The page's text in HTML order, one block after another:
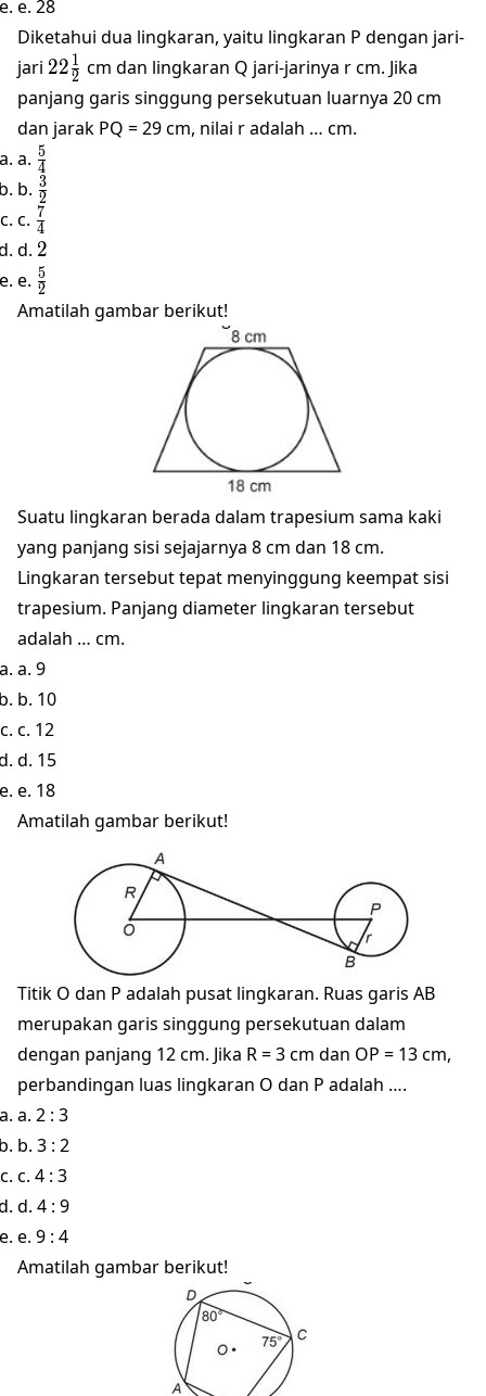
e. 28
Diketahui dua lingkaran, yaitu lingkaran P dengan jari-
jari 22\frac{1}
{2}
22 2
1 cm dan lingkaran Q jari-jarinya r cm. Jika
panjang garis singgung persekutuan luarnya 20 cm
dan jarak PQ = 29 cm, nilai r adalah … cm.
a. \frac{5}
{4}
4
5
b. \frac{3}
{2}
2
3
c. \frac{7}
{4}
4
7
d. 2
2
e. \frac{5}
{2}
2
5
Amatilah gambar berikut!
Suatu lingkaran berada dalam trapesium sama kaki
yang panjang sisi sejajarnya 8 cm dan 18 cm.
Lingkaran tersebut tepat menyinggung keempat sisi
trapesium. Panjang diameter lingkaran tersebut
adalah … cm.
a. 9
b. 10
c. 12
d. 15
e. 18
Amatilah gambar berikut!
Titik O dan P adalah pusat lingkaran. Ruas garis AB
merupakan garis singgung persekutuan dalam
dengan panjang 12 cm. Jika R = 3 cm dan OP = 13 cm,
perbandingan luas lingkaran O dan P adalah ….
a. 2 : 3
b. 3 : 2
c. 4 : 3
d. 4 : 9
e. 9 : 4
Amatilah gambar berikut!